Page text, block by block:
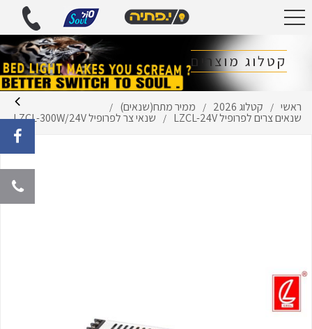
קטלוג מוצרים
ראשי / קטלוג 2026 / ממיר מתח(שנאים) /
שנאים צרים לפרופיל LZCL-24V / שנאי צר לפרופיל LZCL-300W/24V